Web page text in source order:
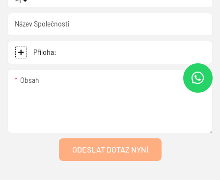
Název Společnosti
Příloha:
Obsah
ODESLAT DOTAZ NYNÍ